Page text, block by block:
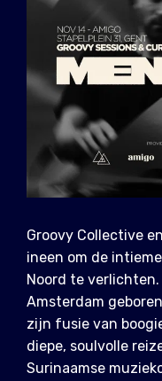
Groovy Collective
ineen om de
Noord te
Amsterdam
zijn fusie van
diepe, soulvolle
Surinaamse